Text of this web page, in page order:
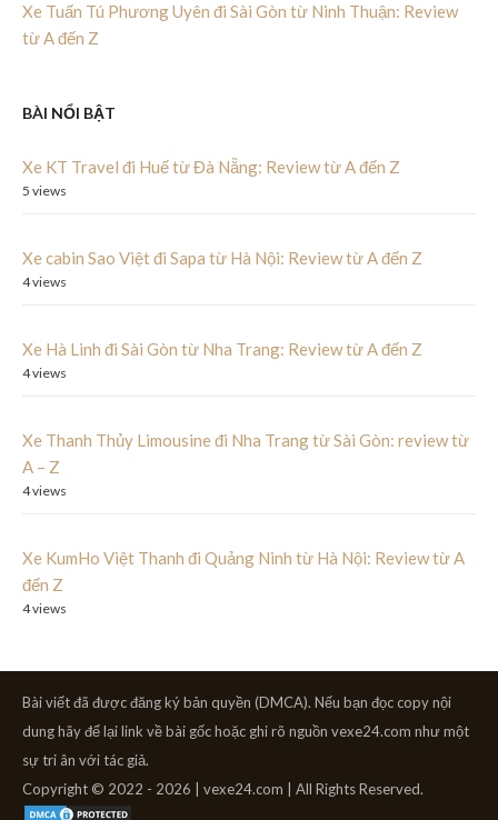
Xe Tuấn Tú Phương Uyên đi Sài Gòn từ Ninh Thuận: Review
từ A đến Z
BÀI NỔI BẬT
Xe KT Travel đi Huế từ Đà Nẵng: Review từ A đến Z
5 views
Xe cabin Sao Việt đi Sapa từ Hà Nội: Review từ A đến Z
4 views
Xe Hà Linh đi Sài Gòn từ Nha Trang: Review từ A đến Z
4 views
Xe Thanh Thủy Limousine đi Nha Trang từ Sài Gòn: review từ
A – Z
4 views
Xe KumHo Việt Thanh đi Quảng Ninh từ Hà Nội: Review từ A
đến Z
4 views
Bài viết đã được đăng ký bản quyền (DMCA). Nếu bạn đọc copy nội
dung hãy để lại link về bài gốc hoặc ghi rõ nguồn vexe24.com như một
sự tri ân với tác giả.
Copyright © 2022 - 2026 | vexe24.com | All Rights Reserved.